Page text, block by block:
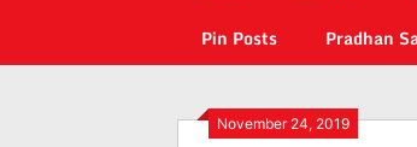
Pin Posts
Pradhan
November 24, 2019